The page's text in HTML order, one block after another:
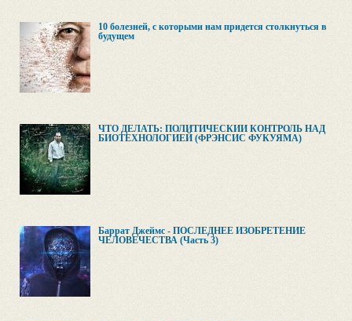
10 болезней, с которыми нам придется столкнуться в
будущем
ЧТО ДЕЛАТЬ: ПОЛИТИЧЕСКИЙ КОНТРОЛЬ НАД
БИОТЕХНОЛОГИЕЙ (ФРЭНСИС ФУКУЯМА)
Баррат Джеймс - ПОСЛЕДНЕЕ ИЗОБРЕТЕНИЕ
ЧЕЛОВЕЧЕСТВА (Часть 3)